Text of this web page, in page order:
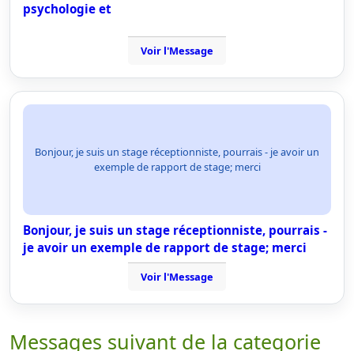
psychologie et
Voir l'Message
Bonjour, je suis un stage réceptionniste, pourrais - je avoir un
exemple de rapport de stage; merci
Bonjour, je suis un stage réceptionniste, pourrais -
je avoir un exemple de rapport de stage; merci
Voir l'Message
Messages suivant de la categorie